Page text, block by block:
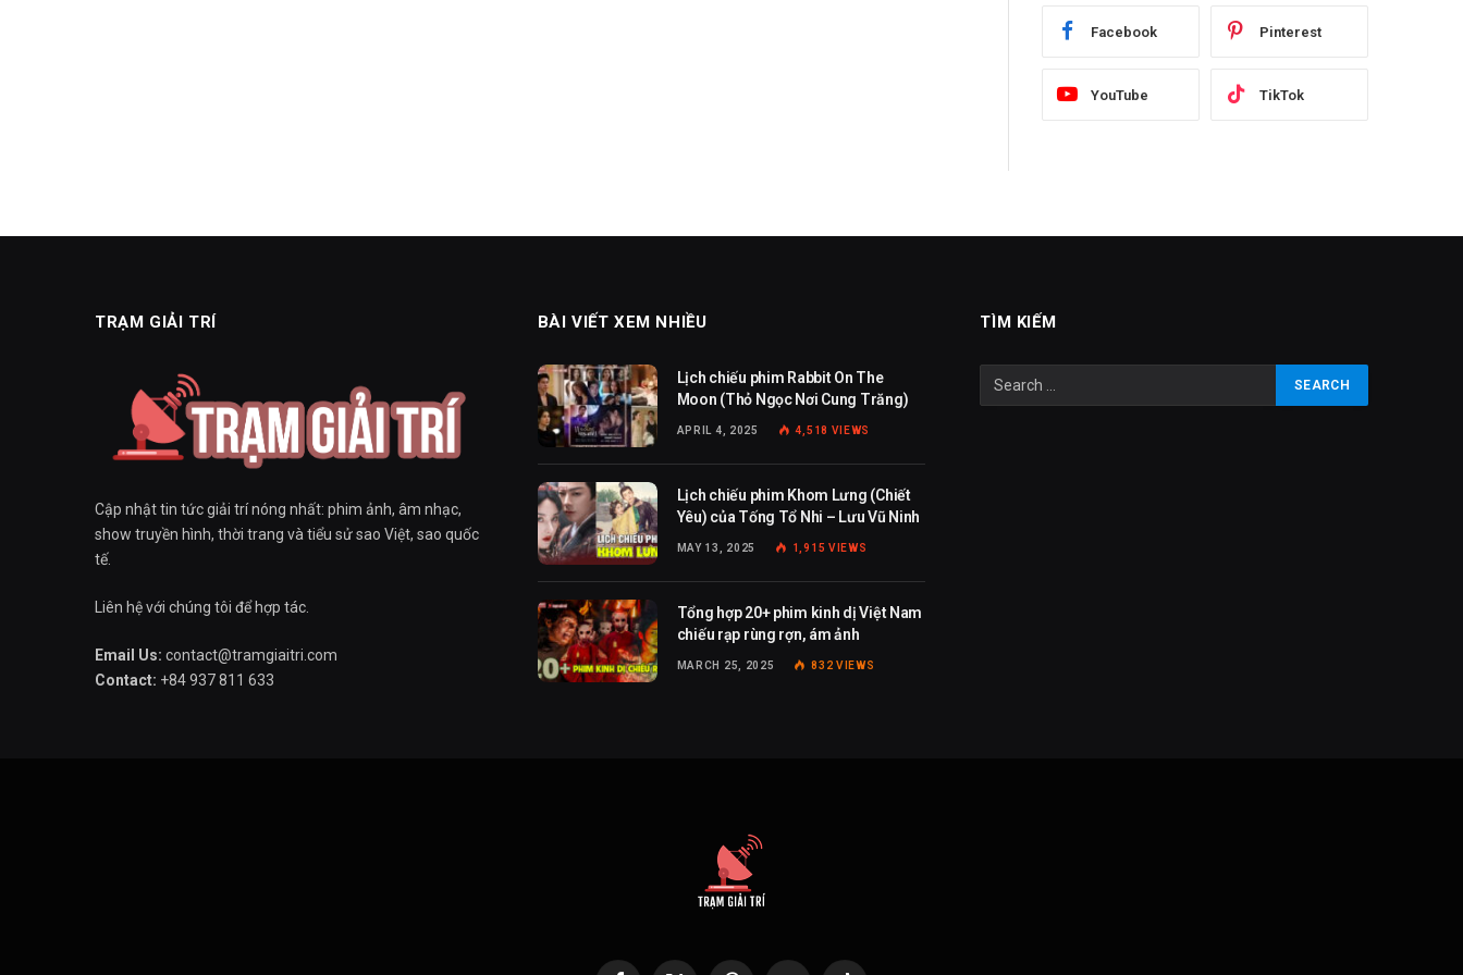
Facebook Pinterest
YouTube TikTok
TRẠM GIẢI TRÍ
Cập nhật tin tức giải trí nóng nhất: phim ảnh, âm nhạc,
show truyền hình, thời trang và tiểu sử sao Việt, sao quốc
tế.
Liên hệ với chúng tôi để hợp tác.
Email Us: contact@tramgiaitri.com
Contact: +84 937 811 633
BÀI VIẾT XEM NHIỀU
Lịch chiếu phim Rabbit On The
Moon (Thỏ Ngọc Nơi Cung Trăng)
APRIL 4, 2025 4,518 VIEWS
Lịch chiếu phim Khom Lưng (Chiết
Yêu) của Tống Tổ Nhi – Lưu Vũ Ninh
MAY 13, 2025 1,915 VIEWS
Tổng hợp 20+ phim kinh dị Việt Nam
chiếu rạp rùng rợn, ám ảnh
MARCH 25, 2025 832 VIEWS
TÌM KIẾM